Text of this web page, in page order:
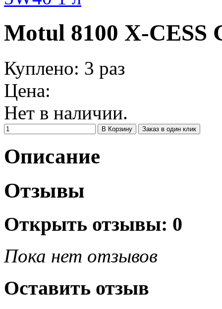
Motul 8100 X-CESS
Куплено: 3 раз
Цена:
Нет в наличии.
Заказ в один клик
Описание
Отзывы
Открыть отзывы: 0
Пока нет отзывов
Оставить отзыв